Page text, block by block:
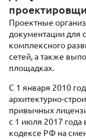
Проектные
документации для
комплексного
сетей, а также
площадках.
С 1 января 2010
архитектурно-
привычных
с 1 июля 2017 года
кодексе РФ на